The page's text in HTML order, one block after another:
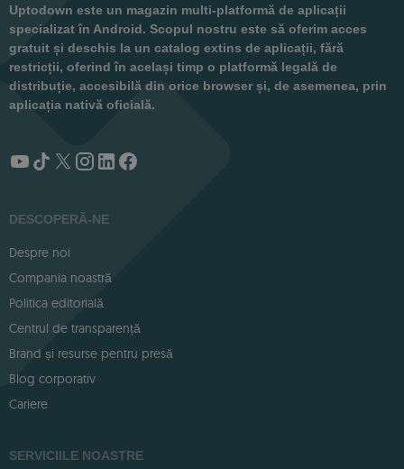
Uptodown este un magazin multi-platformă de aplicații
specializat în Android. Scopul nostru este să oferim acces
gratuit și deschis la un catalog extins de aplicații, fără
restricții, oferind în același timp o platformă legală de
distribuție, accesibilă din orice browser și, de asemenea, prin
aplicația nativă oficială.
DESCOPERĂ-NE
Despre noi
Compania noastră
Politica editorială
Centrul de transparență
Brand și resurse pentru presă
Blog corporativ
Cariere
SERVICIILE NOASTRE